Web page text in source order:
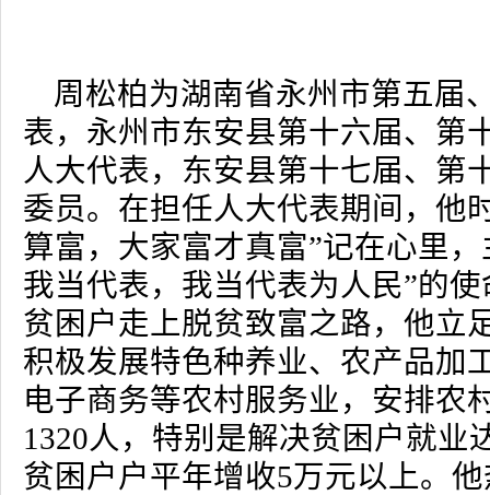
周松柏为湖南省永州市第五届
表，永州市东安县第十六届、第
人大代表，东安县第十七届、第
委员。在担任人大代表期间，他
算富，大家富才真富”记在心里
我当代表，我当代表为人民”的
贫困户走上脱贫致富之路，他立
积极发展特色种养业、农产品加
电子商务等农村服务业，安排农
1320人，特别是解决贫困户就业
贫困户户平年增收5万元以上。